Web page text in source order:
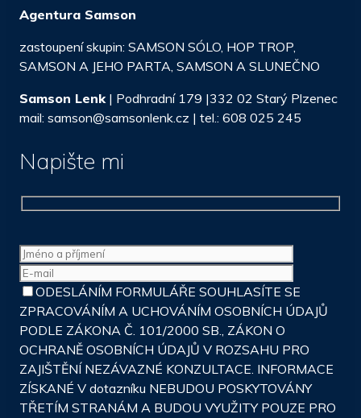
Agentura Samson
zastoupení skupin: SAMSON SÓLO, HOP TROP,
SAMSON A JEHO PARTA, SAMSON A SLUNEČNO
Samson Lenk| Podhradní 179 |332 02 Starý Plzenec
mail: samson@samsonlenk.cz | tel.: 608 025 245
Napište mi
ODESLÁNÍM FORMULÁŘE SOUHLASÍTE SE
ZPRACOVÁNÍM A UCHOVÁNÍM OSOBNÍCH ÚDAJŮ
PODLE ZÁKONA Č. 101/2000 SB., ZÁKON O
OCHRANĚ OSOBNÍCH ÚDAJŮ V ROZSAHU PRO
ZAJIŠTĚNÍ NEZÁVAZNÉ KONZULTACE. INFORMACE
ZÍSKANÉ V dotazníku NEBUDOU POSKYTOVÁNY
TŘETÍM STRANÁM A BUDOU VYUŽITY POUZE PRO